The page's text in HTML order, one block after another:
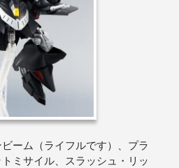
ーム（ライフルです）、プラ
ミサイル、スラッシュ・リッ